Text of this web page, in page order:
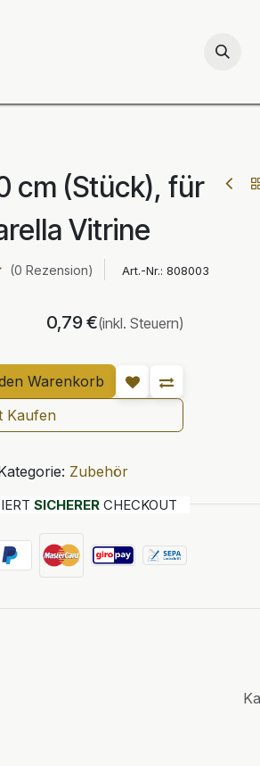
UNICORN-Launch 2026
cm (Stück), für
Vitrine
(0 Rezension) Art.-Nr.: 808003
Warenkorb
0,79€(inkl. Steuern)
Kaufen
Zubehör
SICHERERCHECKOUT